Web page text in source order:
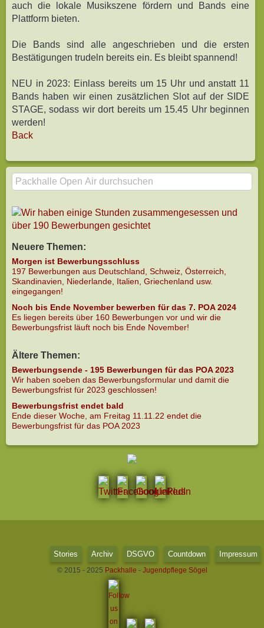
auch die lokale Musikszene fördern und Bands eine
Plattform bieten.
Die Bands sind alle angeschrieben und die ersten
Bestätigungen trudeln bereits ein. Es bleibt spannend!
NEU in 2023: Einlass bereits um 15 Uhr und anstatt 11
Bands haben wir einen zusätzlichen Slot auf der SIDE
STAGE, sodass wir dort bereits um 15.45 Uhr beginnen
werden!
Back
Neuere Themen:
Morgen ist Bewerbungsschluss
197 Bewerbungen aus Deutschland, Schweiz, Österreich,
Skandinavien, Niederlande, Italien, Griechenland usw.
eingegangen!
Noch bis Ende November bewerben für das 7. POA 2024
Es liegen bereits über 160 Bewerbungen vor und wir die
Bewerbungsfrist läuft noch bis Ende November!
Ältere Themen:
Bewerbungsende - 195 Bewerbungen für das POA 2023
Wir haben soeben das Bewerbungsformular und damit die
Bewerbungsfrist für 2023 geschlossen!
Bewerbungsfrist endet bald
Ende dieser Woche, am Freitag 11.11.22 endet die
Bewerbungsfrist für das POA 2023
Impressum
Countdown
DSGVO
Archiv
Stories
© 2015 - 2025 Packhalle - Jugendpflege Sögel